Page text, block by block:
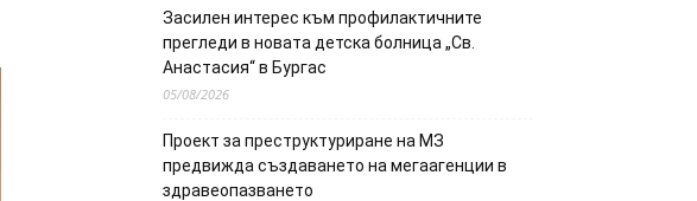
Засилен интерес към профилактичните
прегледи в новата детска болница „Св.
Анастасия“ в Бургас
05/08/2026
Проект за преструктуриране на МЗ
предвижда създаването на мегаагенции в
здравеопазването